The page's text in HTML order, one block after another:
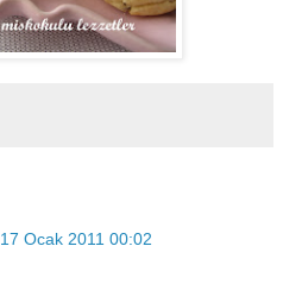
17 Ocak 2011 00:02